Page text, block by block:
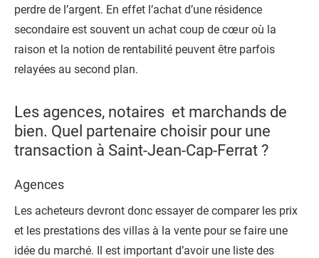
perdre de l’argent. En effet l’achat d’une résidence
secondaire est souvent un achat coup de cœur où la
raison et la notion de rentabilité peuvent être parfois
relayées au second plan.
Les agences, notaires et marchands de
bien. Quel partenaire choisir pour une
transaction à Saint-Jean-Cap-Ferrat ?
Agences
Les acheteurs devront donc essayer de comparer les prix
et les prestations des villas à la vente pour se faire une
idée du marché. Il est important d’avoir une liste des